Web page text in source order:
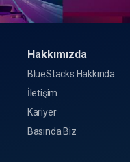
Hakkımızda
BlueStacks Hakkında
İletişim
Kariyer
Basında Biz